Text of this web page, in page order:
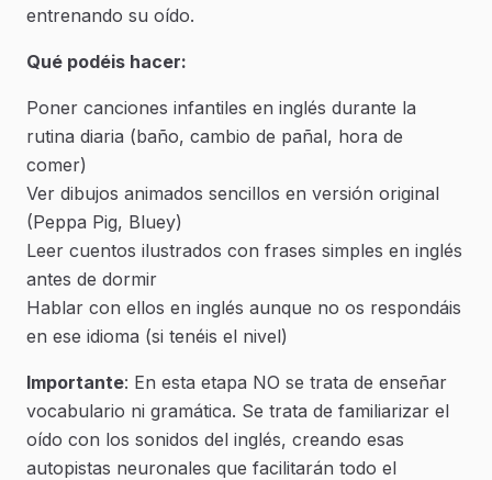
entrenando su oído.
Qué podéis hacer:
Poner canciones infantiles en inglés durante la
rutina diaria (baño, cambio de pañal, hora de
comer)
Ver dibujos animados sencillos en versión original
(Peppa Pig, Bluey)
Leer cuentos ilustrados con frases simples en inglés
antes de dormir
Hablar con ellos en inglés aunque no os respondáis
en ese idioma (si tenéis el nivel)
Importante: En esta etapa NO se trata de enseñar
vocabulario ni gramática. Se trata de familiarizar el
oído con los sonidos del inglés, creando esas
autopistas neuronales que facilitarán todo el